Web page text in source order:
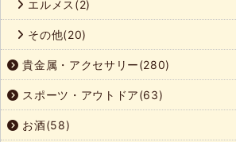
エルメス(2)
その他(20)
貴金属・アクセサリー(280)
スポーツ・アウトドア(63)
お酒(58)